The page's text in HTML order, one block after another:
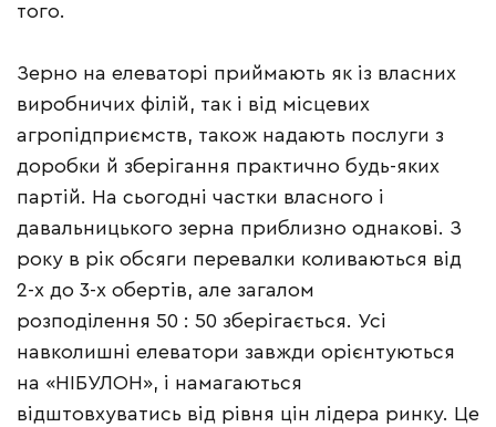
того.
Зерно на елеваторі приймають як із власних
виробничих філій, так і від місцевих
агропідприємств, також надають послуги з
доробки й зберігання практично будь-яких
партій. На сьогодні частки власного і
давальницького зерна приблизно однакові. З
року в рік обсяги перевалки коливаються від
2-х до 3-х обертів, але загалом
розподілення 50 : 50 зберігається. Усі
навколишні елеватори завжди орієнтуються
на «НІБУЛОН», і намагаються
відштовхуватись від рівня цін лідера ринку. Це